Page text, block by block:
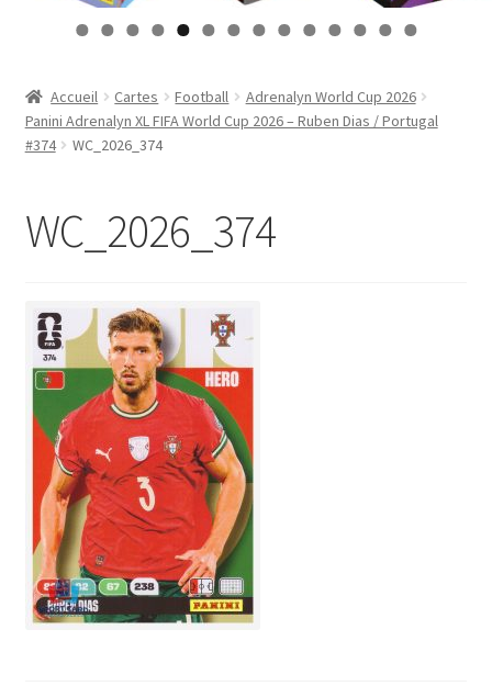
Contact
Mon compte
Page d’exemple
0 1 2 3 4
Accueil Cartes Football
Adrenalyn World Cup 2026
Panini Adrenalyn XL FIFA World Cup 2026 – Ruben Dias / Portugal
#374
WC_2026_374
WC_2026_374